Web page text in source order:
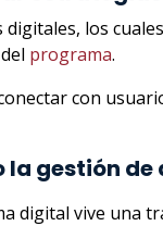
los
programa.
con
gestión
digital vive una